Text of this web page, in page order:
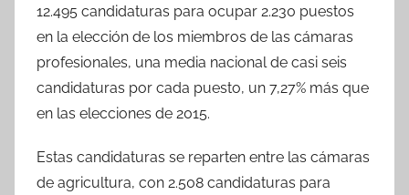
12.495 candidaturas para ocupar 2.230 puestos
en la elección de los miembros de las cámaras
profesionales, una media nacional de casi seis
candidaturas por cada puesto, un 7,27% más que
en las elecciones de 2015.
Estas candidaturas se reparten entre las cámaras
de agricultura, con 2.508 candidaturas para